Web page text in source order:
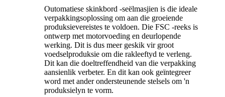
Outomatiese skinkbord -seëlmasjien is die ideale
verpakkingsoplossing om aan die groeiende
produksievereistes te voldoen. Die FSC -reeks is
ontwerp met motorvoeding en deurlopende
werking. Dit is dus meer geskik vir groot
voedselproduksie om die rakleeftyd te verleng.
Dit kan die doeltreffendheid van die verpakking
aansienlik verbeter. En dit kan ook geïntegreer
word met ander ondersteunende stelsels om 'n
produksielyn te vorm.